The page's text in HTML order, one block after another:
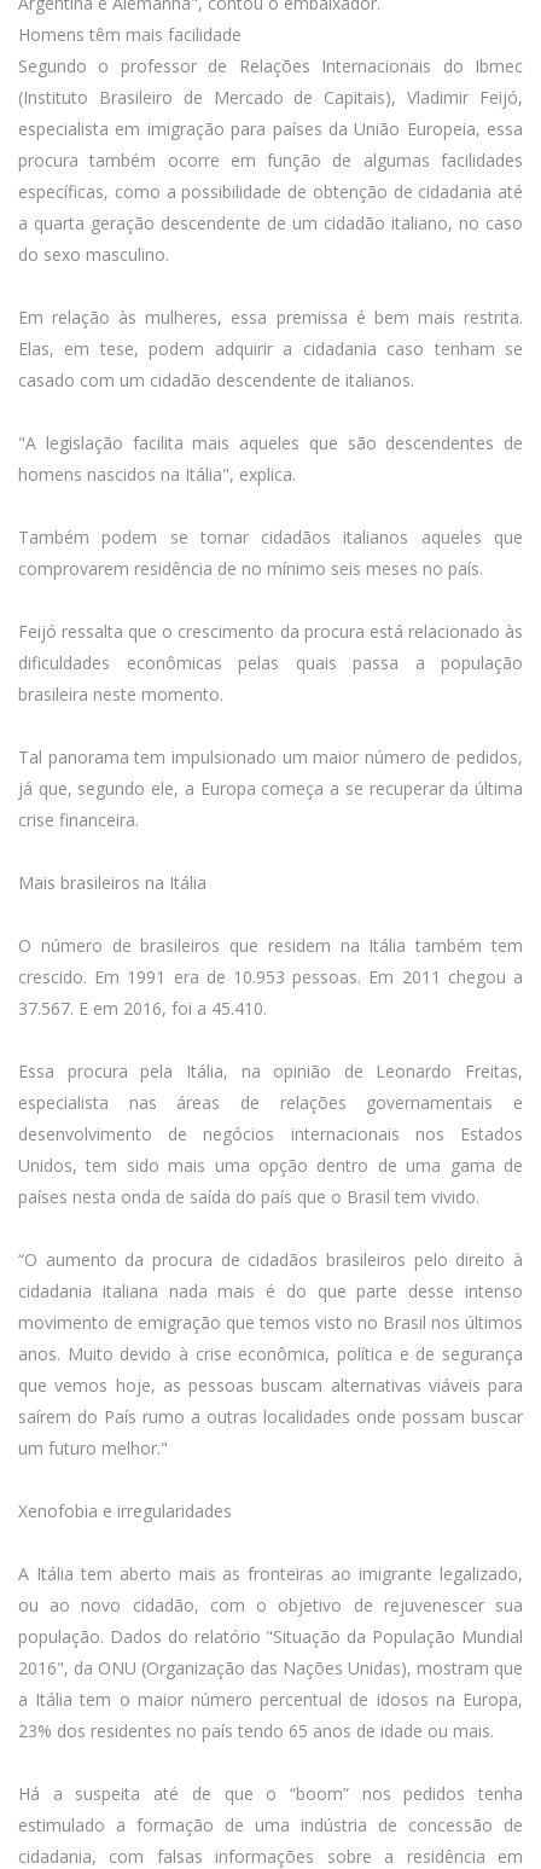
Homens têm mais facilidade
Segundo o professor de Relações Internacionais do Ibmec
(Instituto Brasileiro de Mercado de Capitais), Vladimir Feijó,
especialista em imigração para países da União Europeia, essa
procura também ocorre em função de algumas facilidades
específicas, como a possibilidade de obtenção de cidadania até
a quarta geração descendente de um cidadão italiano, no caso
do sexo masculino.
Em relação às mulheres, essa premissa é bem mais restrita.
Elas, em tese, podem adquirir a cidadania caso tenham se
casado com um cidadão descendente de italianos.
"A legislação facilita mais aqueles que são descendentes de
homens nascidos na Itália", explica.
Também podem se tornar cidadãos italianos aqueles que
comprovarem residência de no mínimo seis meses no país.
Feijó ressalta que o crescimento da procura está relacionado às
dificuldades econômicas pelas quais passa a população
brasileira neste momento.
Tal panorama tem impulsionado um maior número de pedidos,
já que, segundo ele, a Europa começa a se recuperar da última
crise financeira.
Mais brasileiros na Itália
O número de brasileiros que residem na Itália também tem
crescido. Em 1991 era de 10.953 pessoas. Em 2011 chegou a
37.567. E em 2016, foi a 45.410.
Essa procura pela Itália, na opinião de Leonardo Freitas,
especialista nas áreas de relações governamentais e
desenvolvimento de negócios internacionais nos Estados
Unidos, tem sido mais uma opção dentro de uma gama de
países nesta onda de saída do país que o Brasil tem vivido.
“O aumento da procura de cidadãos brasileiros pelo direito à
cidadania italiana nada mais é do que parte desse intenso
movimento de emigração que temos visto no Brasil nos últimos
anos. Muito devido à crise econômica, política e de segurança
que vemos hoje, as pessoas buscam alternativas viáveis para
saírem do País rumo a outras localidades onde possam buscar
um futuro melhor."
Xenofobia e irregularidades
A Itália tem aberto mais as fronteiras ao imigrante legalizado,
ou ao novo cidadão, com o objetivo de rejuvenescer sua
população. Dados do relatório "Situação da População Mundial
2016", da ONU (Organização das Nações Unidas), mostram que
a Itália tem o maior número percentual de idosos na Europa,
23% dos residentes no país tendo 65 anos de idade ou mais.
Há a suspeita até de que o “boom” nos pedidos tenha
estimulado a formação de uma indústria de concessão de
cidadania, com falsas informações sobre a residência em